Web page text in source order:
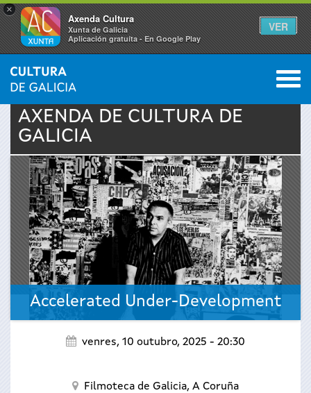
×
Axenda Cultura
Xunta de Galicia
Aplicación gratuíta - En Google Play
VER
Vostede
está
aquí
INICIO › ACTUALIDADE 0
AXENDA DE CULTURA DE
GALICIA
Accelerated Under-Development
venres, 10 outubro, 2025 - 20:30
Filmoteca de Galicia, A Coruña